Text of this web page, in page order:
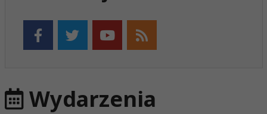
Wydarzenia